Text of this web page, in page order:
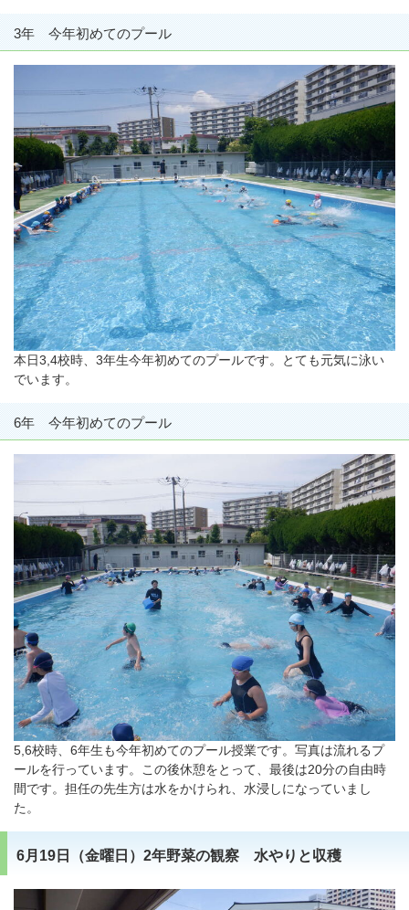
3年 今年初めてのプール
本日3,4校時、3年生今年初めてのプールです。とても元気に泳い
でいます。
6年 今年初めてのプール
5,6校時、6年生も今年初めてのプール授業です。写真は流れるプ
ールを行っています。この後休憩をとって、最後は20分の自由時
間です。担任の先生方は水をかけられ、水浸しになっていまし
た。
6月19日（金曜日）2年野菜の観察 水やりと収穫